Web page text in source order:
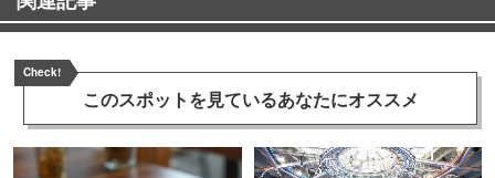
Check!
このスポットを見ているあなたにオススメ